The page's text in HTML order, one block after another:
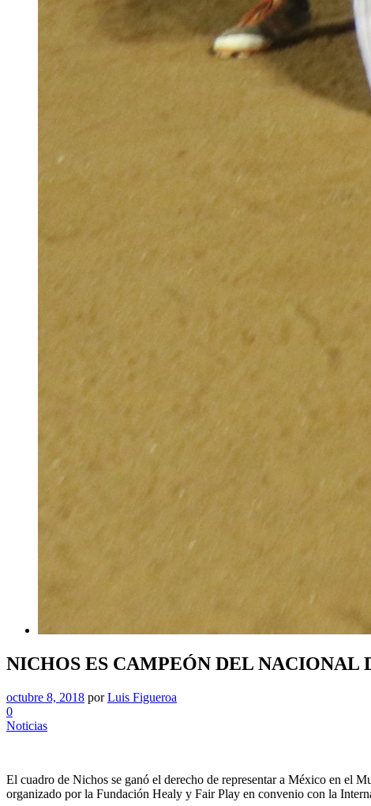
NICHOS ES CAMPEÓN DEL NACIONAL
octubre 8, 2018 porLuis Figueroa
0
Noticias
El cuadro de Nichos se ganó el derecho de representar a México en el
organizado por la Fundación Healy y Fair Play en convenio con la